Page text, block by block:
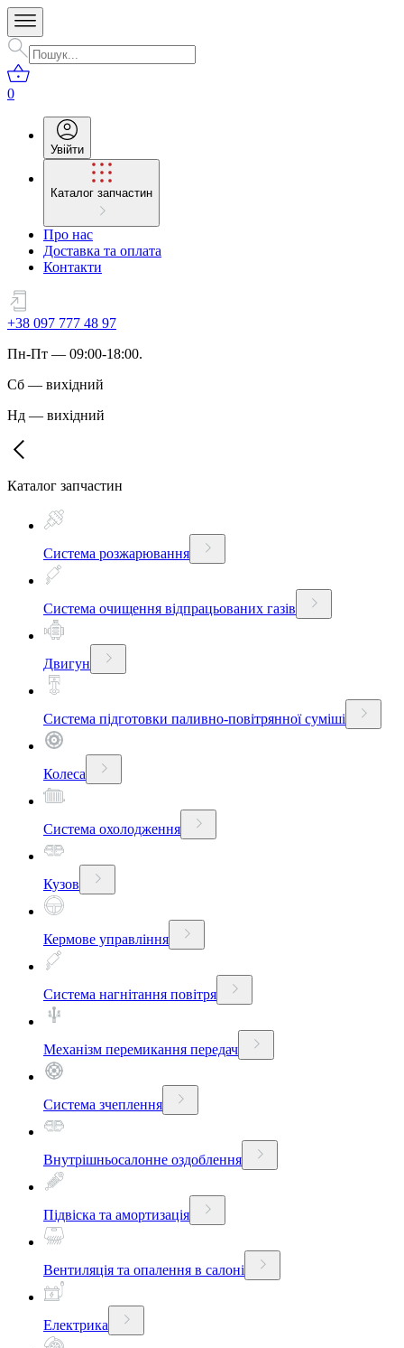
0
Увійти
Каталог запчастин
Про нас
Доставка та оплата
Контакти
+38 097 777 48 97
Пн-Пт — 09:00-18:00.
Сб — вихідний
Нд — вихідний
Каталог запчастин
Система розжарювання
Система очищення відпрацьованих газів
Двигун
Система підготовки паливно-повітрянної суміші
Колеса
Система охолодження
Кузов
Кермове управління
Система нагнітання повітря
Механізм перемикання передач
Система зчеплення
Внутрішньосалонне оздоблення
Підвіска та амортизація
Вентиляція та опалення в салоні
Електрика